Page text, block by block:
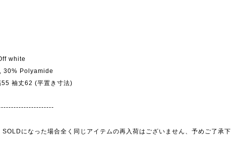
white
30% Polyamide
袖丈62 (平置き寸法)
になった場合全く同じアイテムの再入荷はございません、予めご了承下